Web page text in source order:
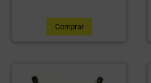
Comprar